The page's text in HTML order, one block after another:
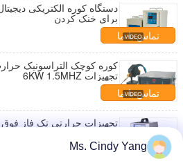
برای خنک کردن
تماس با ما
کوره کوچک التراسونیک
تجهیزات 6KW 1.5MHZ
تماس با ما
تجهیزات حرارتی تک فاز فوق
تماس با ما
Ms. Cindy Yang